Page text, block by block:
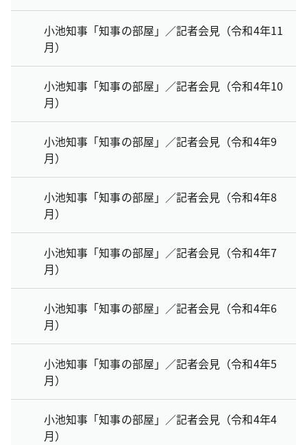
小池知事「知事の部屋」／記者会見（令和4年11
月）
小池知事「知事の部屋」／記者会見（令和4年10
月）
小池知事「知事の部屋」／記者会見（令和4年9
月）
小池知事「知事の部屋」／記者会見（令和4年8
月）
小池知事「知事の部屋」／記者会見（令和4年7
月）
小池知事「知事の部屋」／記者会見（令和4年6
月）
小池知事「知事の部屋」／記者会見（令和4年5
月）
小池知事「知事の部屋」／記者会見（令和4年4
月）